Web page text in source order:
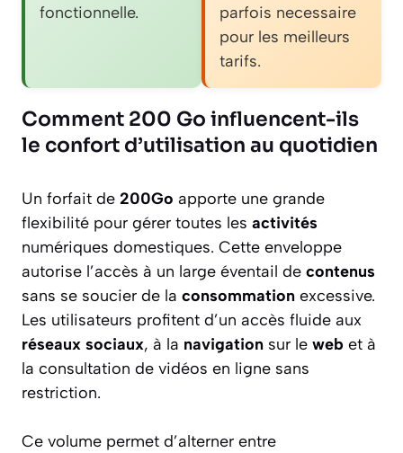
fonctionnelle.
parfois necessaire
pour les meilleurs
tarifs.
Comment 200 Go influencent-ils
le confort d’utilisation au quotidien
Un forfait de 200Go apporte une grande
flexibilité pour gérer toutes les activités
numériques domestiques. Cette enveloppe
autorise l’accès à un large éventail de contenus
sans se soucier de la consommation excessive.
Les utilisateurs profitent d’un accès fluide aux
réseaux sociaux, à la navigation sur le web et à
la consultation de vidéos en ligne sans
restriction.
Ce volume permet d’alterner entre